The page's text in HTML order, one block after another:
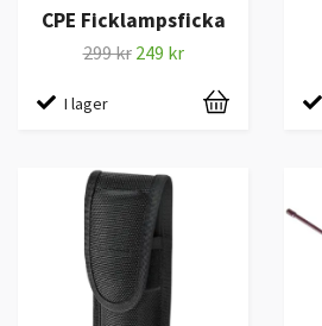
CPE Ficklampsficka
299 kr 249 kr
I lager